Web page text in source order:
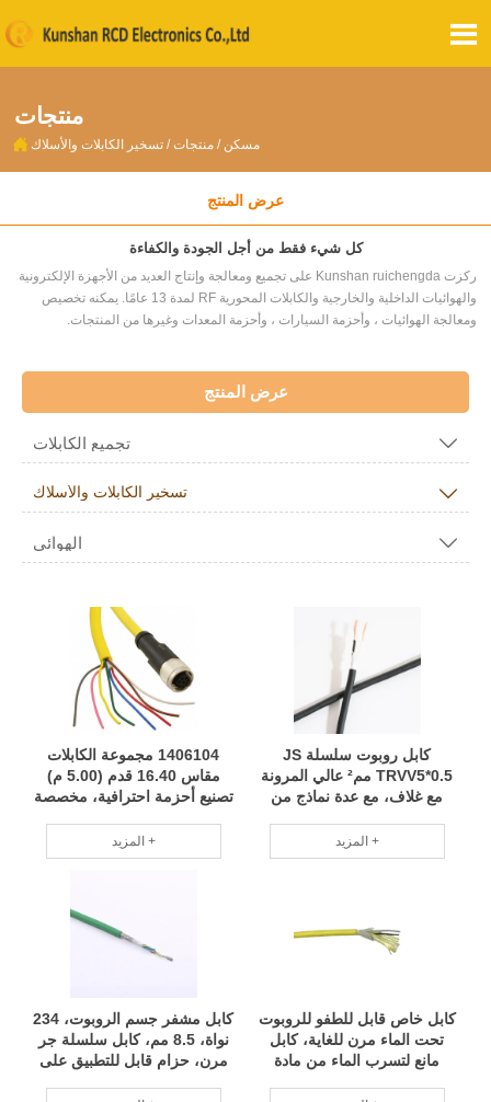

منتجات
 مسكن / منتجات/ تسخير الكابلات والأسلاك
عرض المنتج
كل شيء فقط من أجل الجودة والكفاءة
ركزت Kunshan ruichengda على تجميع ومعالجة وإنتاج العديد من الأجهزة الإلكترونية
والهوائيات الداخلية والخارجية والكابلات المحورية RF لمدة 13 عامًا. يمكنه تخصيص
ومعالجة الهوائيات ، وأحزمة السيارات ، وأحزمة المعدات وغيرها من المنتجات.
عرض المنتج
تجميع الكابلات 
تسخير الكابلات والأسلاك 
الهوائي 
1406104 مجموعة الكابلات
مقاس 16.40 قدم (5.00 م)
تصنيع أحزمة احترافية، مخصصة
المزيد +
كابل روبوت سلسلة JS
TRVV5*0.5 مم² عالي المرونة
مع غلاف، مع عدة نماذج من
على نطاق واسع RCD
المزيد +
كابل مشفر جسم الروبوت، 234
نواة، 8.5 مم، كابل سلسلة جر
مرن، حزام قابل للتطبيق على
كابل خاص قابل للطفو للروبوت
تحت الماء مرن للغاية، كابل
مانع لتسرب الماء من مادة